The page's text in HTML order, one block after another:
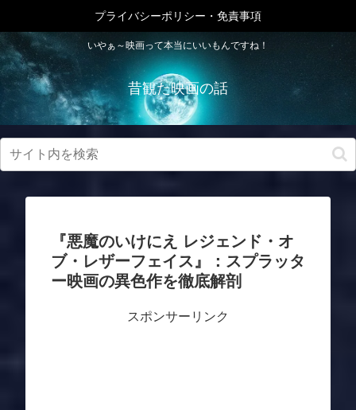
いやぁ～映画って本当にいいもんですね！
昔観た映画の話
プライバシーポリシー・免責事項
『悪魔のいけにえ レジェンド・オ
ブ・レザーフェイス』：スプラッタ
ー映画の異色作を徹底解剖
スポンサーリンク